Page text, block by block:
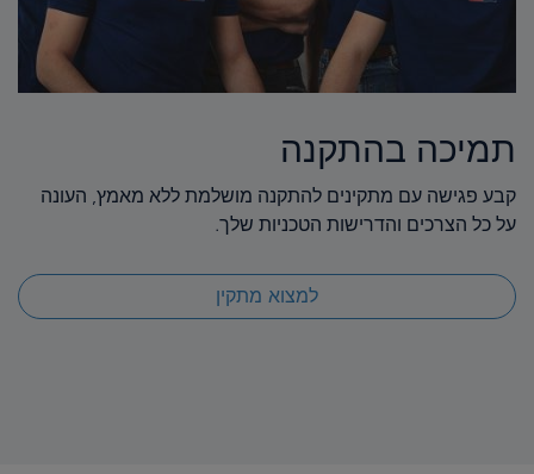
תמיכה בהתקנה
קבע פגישה עם מתקינים להתקנה מושלמת ללא מאמץ, העונה
על כל הצרכים והדרישות הטכניות שלך.
למצוא מתקין